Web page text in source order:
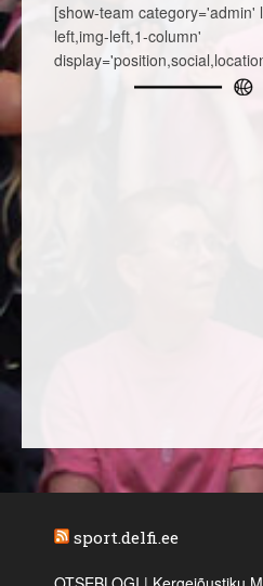
[show-team category='admin'
left,img-left,1-column'
sport.delfi.ee